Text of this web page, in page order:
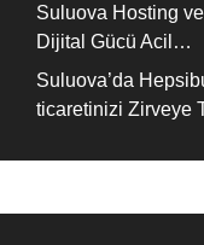
Suluova Hosting
Dijital Gücü Acil…
Suluova’da
ticaretinizi Zirveye